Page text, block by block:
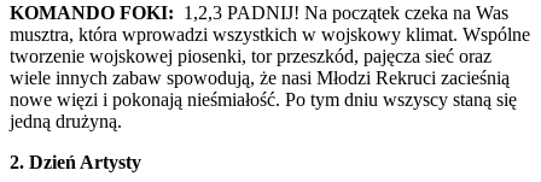
KOMANDO FOKI: 1,2,3 PADNIJ! Na początek czeka na Was
musztra, która wprowadzi wszystkich w wojskowy klimat. Wspólne
tworzenie wojskowej piosenki, tor przeszkód, pajęcza sieć oraz
wiele innych zabaw spowodują, że nasi Młodzi Rekruci zacieśnią
nowe więzi i pokonają nieśmiałość. Po tym dniu wszyscy staną się
jedną drużyną.
2. Dzień Artysty